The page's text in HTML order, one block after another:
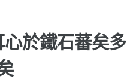
於鐵石蕃矣多